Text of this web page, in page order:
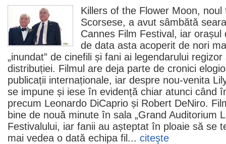
Killers of the Flower Moon, noul
Scorsese, a avut sâmbătă
Cannes Film Festival, iar
de data asta acoperit de nori
„inundat” de cinefili și fani ai legendarului
distribuției. Filmul are deja parte de cronici
publicații internaționale, iar despre nou-venita
se impune și iese în evidență chiar atunci când
precum Leonardo DiCaprio și Robert DeNiro.
bine de nouă minute în sala „Grand Auditorium
Festivalului, iar fanii au așteptat în ploaie să se
mai vedea o dată echipa fil... citeşte